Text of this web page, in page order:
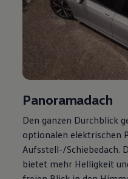
Panoramadach
Den ganzen Durchblick
optionalen elektrischen
Aufsstell-/Schiebedach.
bietet mehr Helligkeit